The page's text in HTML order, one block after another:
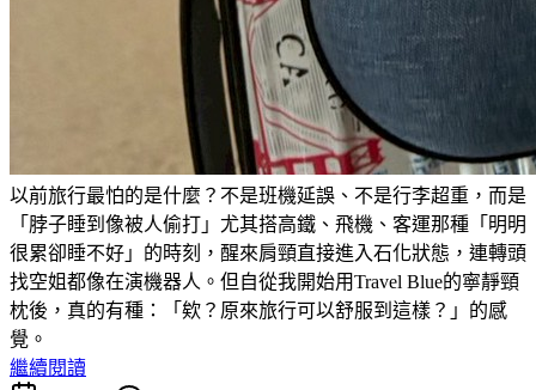
以前旅行最怕的是什麼？不是班機延誤、不是行李超重，而是
「脖子睡到像被人偷打」尤其搭高鐵、飛機、客運那種「明明
很累卻睡不好」的時刻，醒來肩頸直接進入石化狀態，連轉頭
找空姐都像在演機器人。但自從我開始用Travel Blue的寧靜頸
枕後，真的有種：「欸？原來旅行可以舒服到這樣？」的感
覺。
繼續閱讀